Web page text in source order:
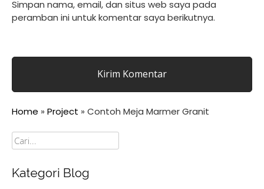
Simpan nama, email, dan situs web saya pada
peramban ini untuk komentar saya berikutnya.
Home » Project » Contoh Meja Marmer Granit
Cari
Kategori Blog